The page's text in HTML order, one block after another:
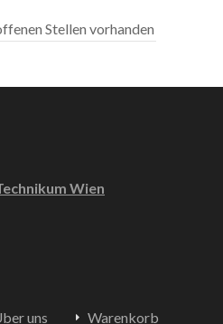
Stellen vorhanden
Wien
uns Warenkorb